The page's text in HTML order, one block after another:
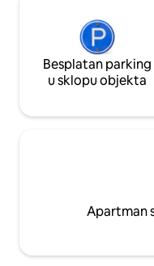
Besplatan parking
u sklopu objekta
Apartman